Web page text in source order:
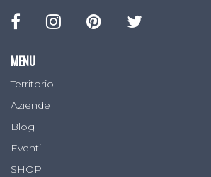
MENU
Territorio
Aziende
Blog
Eventi
SHOP